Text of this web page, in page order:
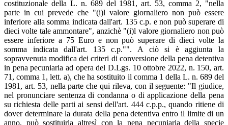
costituzionale della L. n. 689 del 1981, art. 53, comma 2, "nella
parte in cui prevede che "(i)l valore giornaliero non può essere
inferiore alla somma indicata dall'art. 135 c.p. e non può superare di
dieci volte tale ammontare", anzichè "(i)l valore giornaliero non può
essere inferiore a 75 Euro e non può superare di dieci volte la
somma indicata dall'art. 135 c.p."". A ciò si è aggiunta la
sopravvenuta modifica dei criteri di conversione della pena detentiva
in pena pecuniaria ad opera del D.Lgs. 10 ottobre 2022, n. 150, art.
71, comma 1, lett. a), che ha sostituito il comma 1 della L. n. 689 del
1981, art. 53, nella parte che qui rileva, con il seguente: "Il giudice,
nel pronunciare sentenza di condanna o di applicazione della pena
su richiesta delle parti ai sensi dell'art. 444 c.p.p., quando ritiene di
dover determinare la durata della pena detentiva entro il limite di un
anno, può sostituirla altresì con la pena pecuniaria della specie